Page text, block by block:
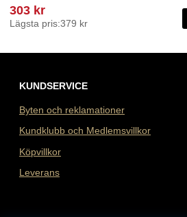
303 kr
Lägsta pris:379 kr
KUNDSERVICE
Byten och reklamationer
Kundklubb och Medlemsvillkor
Köpvillkor
Leverans